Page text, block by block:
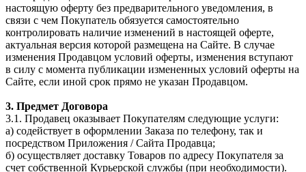
настоящую оферту без предварительного уведомления, в
связи с чем Покупатель обязуется самостоятельно
контролировать наличие изменений в настоящей оферте,
актуальная версия которой размещена на Сайте. В случае
изменения Продавцом условий оферты, изменения вступают
в силу с момента публикации измененных условий оферты на
Сайте, если иной срок прямо не указан Продавцом.
3. Предмет Договора
3.1. Продавец оказывает Покупателям следующие услуги:
а) содействует в оформлении Заказа по телефону, так и
посредством Приложения / Сайта Продавца;
б) осуществляет доставку Товаров по адресу Покупателя за
счет собственной Курьерской службы (при необходимости).